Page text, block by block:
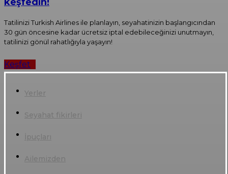
Tatilinizi Turkish Airlines ile planlayın, seyahatinizin başlangıcından
30 gün öncesine kadar ücretsiz iptal edebileceğinizi unutmayın,
tatilinizi gönül rahatlığıyla yaşayın!
Keşfet
Yerler
Seyahat fikirleri
İpuçları
Ailemizden